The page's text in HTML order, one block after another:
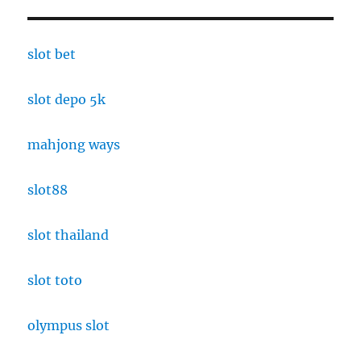
slot bet
slot depo 5k
mahjong ways
slot88
slot thailand
slot toto
olympus slot